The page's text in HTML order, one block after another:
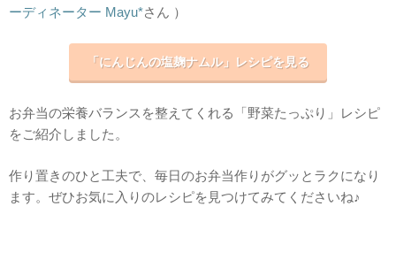
ーディネーター Mayu*さん ）
「にんじんの塩麹ナムル」レシピを見る
お弁当の栄養バランスを整えてくれる「野菜たっぷり」レシピ
をご紹介しました。
作り置きのひと工夫で、毎日のお弁当作りがグッとラクになり
ます。ぜひお気に入りのレシピを見つけてみてくださいね♪